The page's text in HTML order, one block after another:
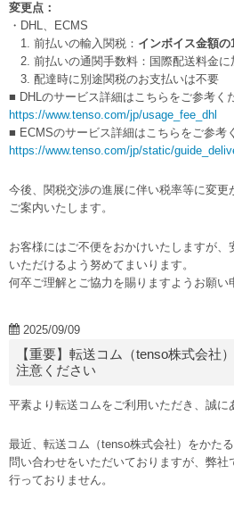
変更点：
・DHL、ECMS
1. 前払いの輸入関税： インボイス金額の
2. 前払いの通関手数料：国際配送料金に
3. 配達時に別途関税のお支払いは不要
■ DHLのサービス詳細はこちらをご参考く
https://www.tenso.com/jp/usage_fee_dhl
■ ECMSのサービス詳細はこちらをご参考
https://www.tenso.com/jp/static/
今後、関税交渉の進展に伴い税率等に変更
ご案内いたします。
お客様にはご不便をおかけいたしますが
いただけるよう努めてまいります。
何卒ご理解とご協力を賜りますようお願い
2025/09/09
【重要】転送コム（tenso株式会社
注意ください
平素より転送コムをご利用いただき、誠に
最近、転送コム（tenso株式会社）をかた
問い合わせをいただいておりますが、弊
行っておりません。